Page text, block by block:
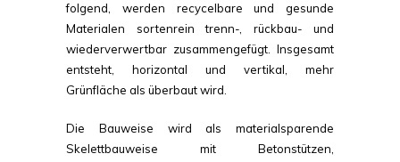
folgend, werden recycelbare und gesunde
Materialen sortenrein trenn-, rückbau- und
wiederverwertbar zusammengefügt. Insgesamt
entsteht, horizontal und vertikal, mehr
Grünfläche als überbaut wird.
Die Bauweise wird als materialsparende
Skelettbauweise mit Betonstützen,